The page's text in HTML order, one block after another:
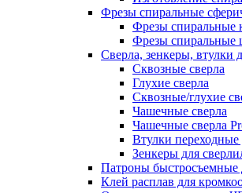
Фрезы спиральные
Фрезы спиральные
Фрезы спиральные
Сверла, зенкеры, втулки
Сквозные сверла
Глухие сверла
Сквозные/глухие
Чашечные сверла
Чашечные сверла
Втулки переходные
Зенкеры для
Патроны быстросъемные
Клей расплав для